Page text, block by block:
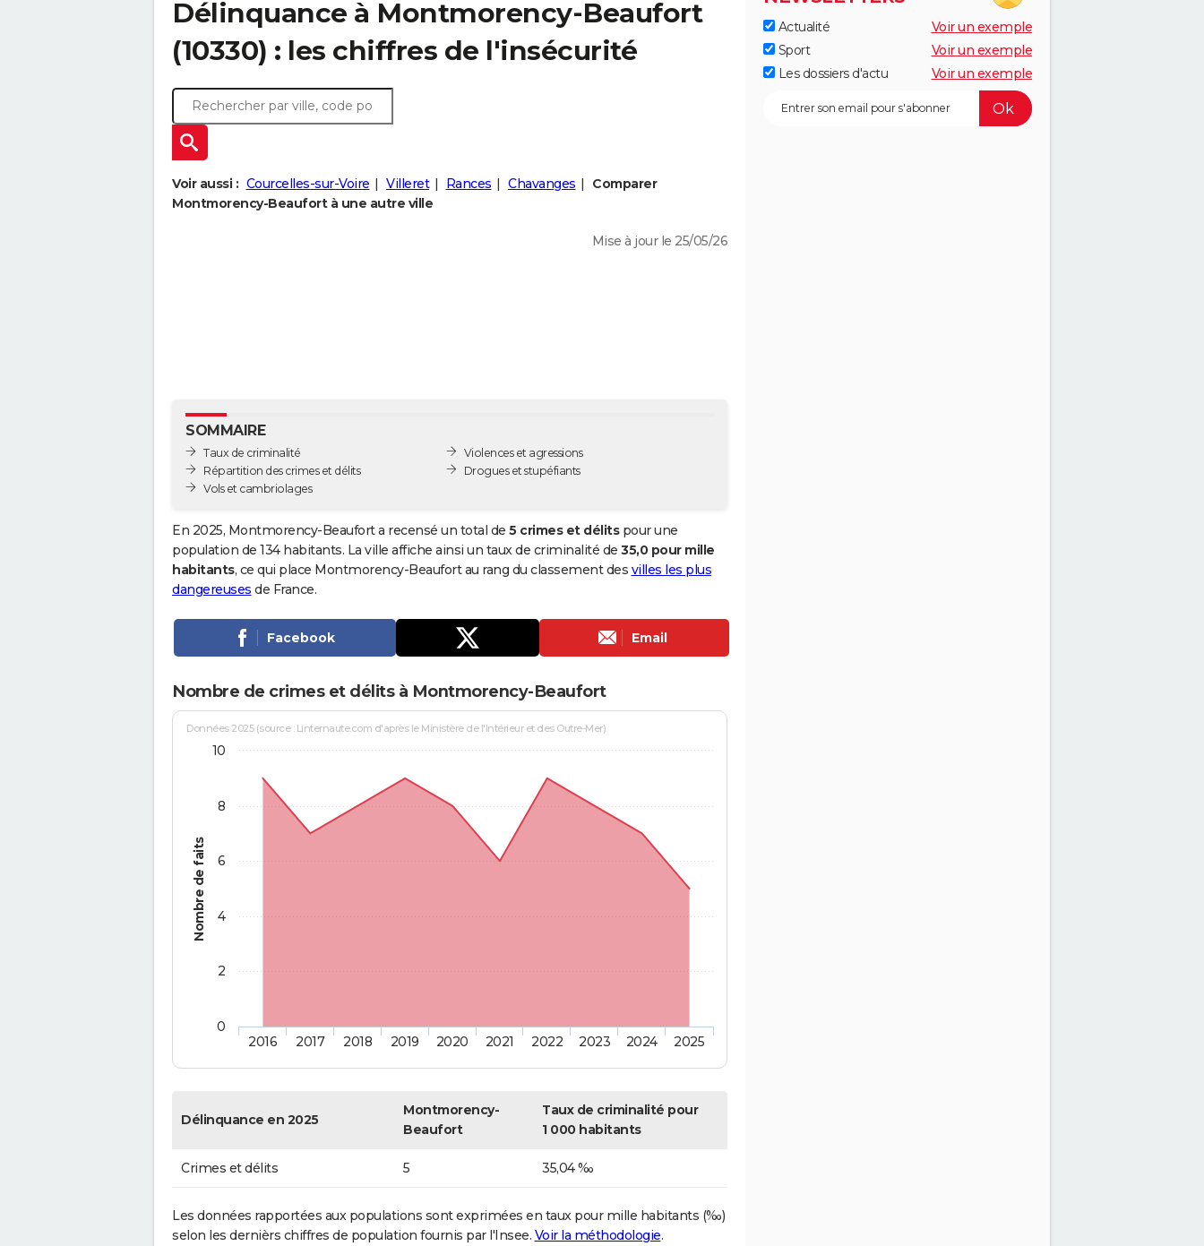
Délinquance à Montmorency-Beaufort
(10330) : les chiffres de l'insécurité
Voir aussi : Courcelles-sur-Voire Villeret Rances Chavanges
Comparer
Montmorency-Beaufort à une autre ville
Mise à jour le 25/05/26
SOMMAIRE
Taux de criminalité
Répartition des crimes et délits
Vols et cambriolages
Violences et agressions
Drogues et stupéfiants
En 2025, Montmorency-Beaufort a recensé un total de 5 crimes et délitspour une
population de 134 habitants. La ville affiche ainsi un taux de criminalité de 35,0 pour mille
habitants, ce qui place Montmorency-Beaufort au rang du classement des villes les plus
dangereuses de France.
Facebook Email
Nombre de crimes et délits à Montmorency-Beaufort
Nombre de faits
Données 2025 (source : Linternaute.com d'après le Ministère de l'Intérieur et des Outre-Mer)
2016 2017 2018 2019 2020 2021 2022 2023 2024 2025
0
2
4
6
8
10
Délinquance en 2025
Montmorency-
Beaufort
Taux de criminalité pour
1 000 habitants
Crimes et délits 5 35,04 ‰
Les données rapportées aux populations sont exprimées en taux pour mille habitants (‰)
selon les dernièrs chiffres de population fournis par l'Insee. Voir la méthodologie.
Actualité
Voir un exemple
Sport
Voir un exemple
Les dossiers d'actu
Voir un exemple